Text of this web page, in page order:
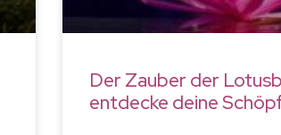
Der Zauber der
entdecke deine